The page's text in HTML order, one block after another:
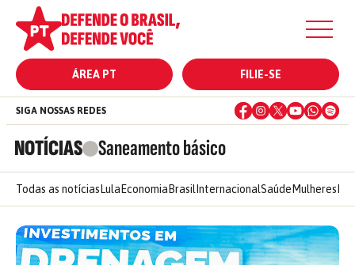
ÁREA PT FILIE-SE
NOTÍCIAS Saneamento básico
SIGA NOSSAS REDES
Todas as notícias Lula Economia Brasil InternacionalSaúde Mulheres